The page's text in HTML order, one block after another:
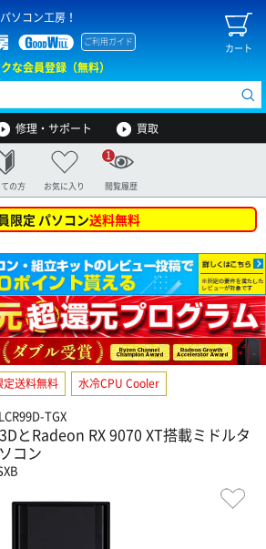
ソコン工房！
カート
ご利用ガイド
な会員登録（無料）
修理・サポート 買取
の方 お気に入り 閲覧履歴
1
限定 パソコン送料無料
定送料無料 水冷CPU Cooler
TGX
とRadeon RX 9070 XT搭載ミドルタ
コン